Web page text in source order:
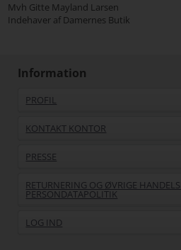
Mvh Gitte Mayland Larsen
Indehaver af Damernes Butik
Information
PROFIL
KONTAKT KONTOR
PRESSE
RETURNERING OG ØVRIGE
PERSONDATAPOLITIK
LOG IND